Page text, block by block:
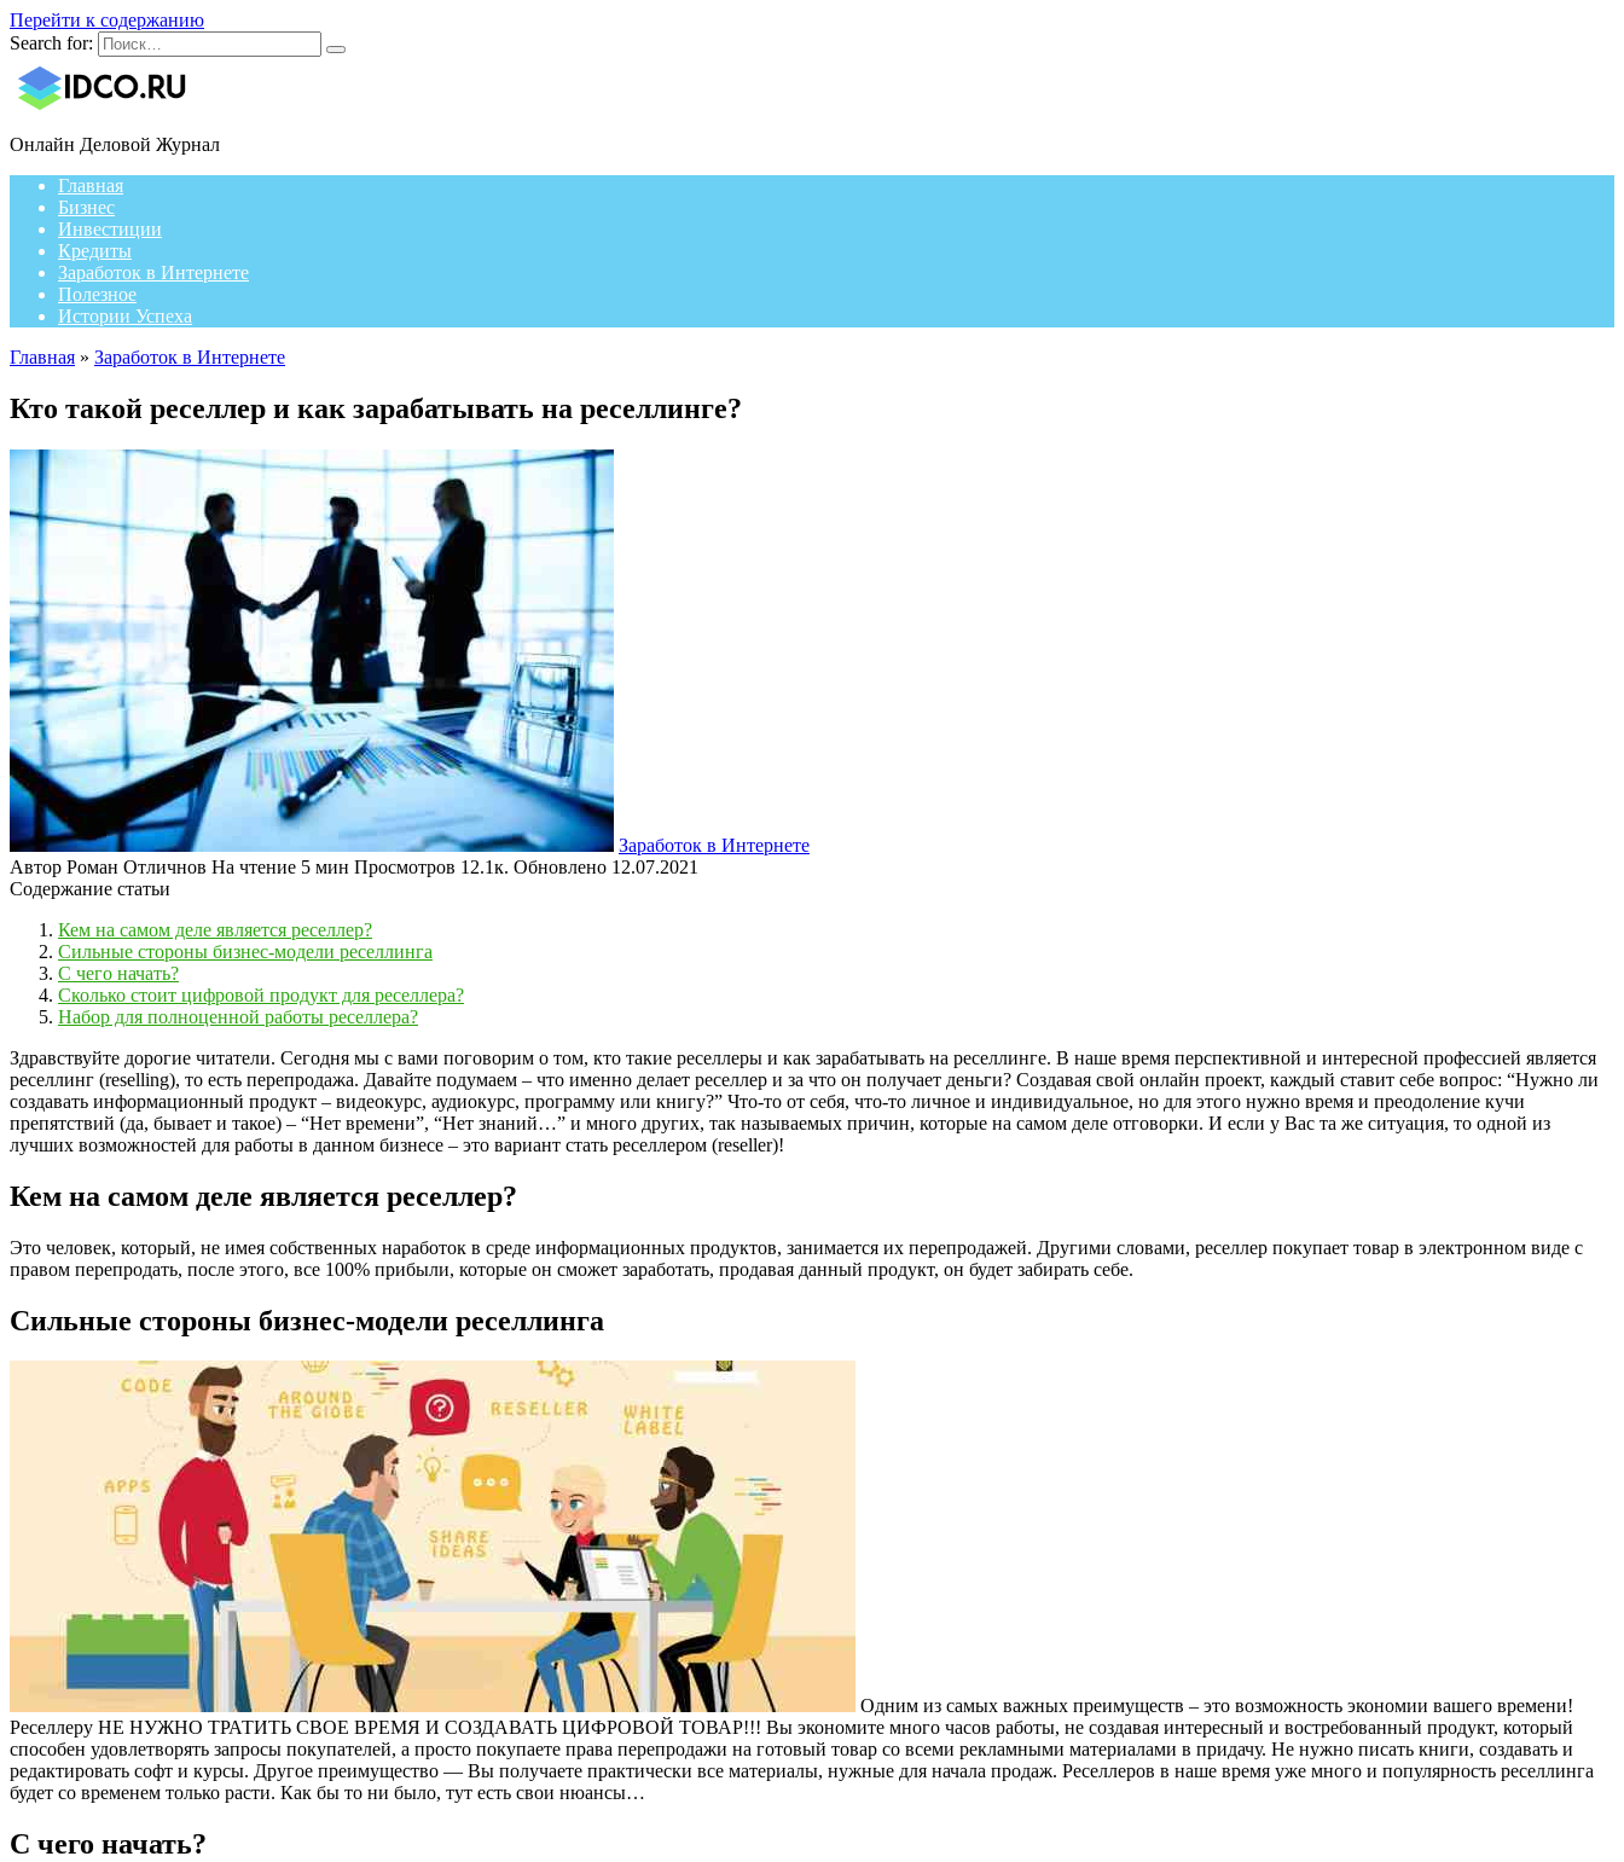
Перейти к содержанию
Search for:
Онлайн Деловой Журнал
Главная
Бизнес
Инвестиции
Кредиты
Заработок в Интернете
Полезное
Истории Успеха
Главная » Заработок в Интернете
Кто такой реселлер и как зарабатывать на реселлинге?
Заработок в Интернете
Автор Роман Отличнов На чтение 5 мин Просмотров 12.1к. Обновлено 12.07.2021
Содержание статьи
Кем на самом деле является реселлер?
Сильные стороны бизнес-модели реселлинга
С чего начать?
Сколько стоит цифровой продукт для реселлера?
Набор для полноценной работы реселлера?
Здравствуйте дорогие читатели. Сегодня мы с вами поговорим о том, кто такие реселлеры и как зарабатывать на реселлинге. В наше время перспективной и интересной профессией является
реселлинг (reselling), то есть перепродажа. Давайте подумаем – что именно делает реселлер и за что он получает деньги? Создавая свой онлайн проект, каждый ставит себе вопрос: “Нужно ли
создавать информационный продукт – видеокурс, аудиокурс, программу или книгу?” Что-то от себя, что-то личное и индивидуальное, но для этого нужно время и преодоление кучи
препятствий (да, бывает и такое) – “Нет времени”, “Нет знаний…” и много других, так называемых причин, которые на самом деле отговорки. И если у Вас та же ситуация, то одной из
лучших возможностей для работы в данном бизнесе – это вариант стать реселлером (reseller)!
Кем на самом деле является реселлер?
Это человек, который, не имея собственных наработок в среде информационных продуктов, занимается их перепродажей. Другими словами, реселлер покупает товар в электронном виде с
правом перепродать, после этого, все 100% прибыли, которые он сможет заработать, продавая данный продукт, он будет забирать себе.
Сильные стороны бизнес-модели реселлинга
Одним из самых важных преимуществ – это возможность экономии вашего времени!
Реселлеру НЕ НУЖНО ТРАТИТЬ СВОЕ ВРЕМЯ И СОЗДАВАТЬ ЦИФРОВОЙ ТОВАР!!! Вы экономите много часов работы, не создавая интересный и востребованный продукт, который
способен удовлетворять запросы покупателей, а просто покупаете права перепродажи на готовый товар со всеми рекламными материалами в придачу. Не нужно писать книги, создавать и
редактировать софт и курсы. Другое преимущество — Вы получаете практически все материалы, нужные для начала продаж. Реселлеров в наше время уже много и популярность реселлинга
будет со временем только расти. Как бы то ни было, тут есть свои нюансы…
С чего начать?